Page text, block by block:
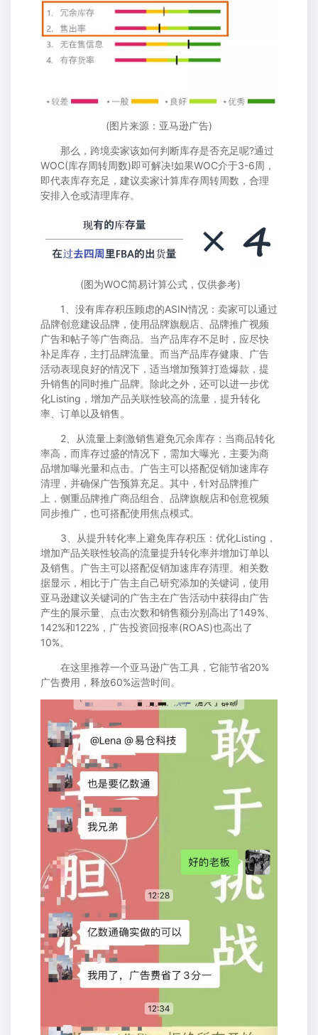
(图片来源：亚马逊广告)
那么，跨境卖家该如何判断库存是否充足呢?通过
WOC(库存周转周数)即可解决!如果WOC介于3-6周，
即代表库存充足，建议卖家计算库存周转周数，合理
安排入仓或清理库存。
(图为WOC简易计算公式，仅供参考)
1、没有库存积压顾虑的ASIN情况：卖家可以通过
品牌创意建设品牌，使用品牌旗舰店、品牌推广视频
广告和帖子等广告商品。当产品库存不足时，应尽快
补足库存，主打品牌流量。而当产品库存健康、广告
活动表现良好的情况下，适当增加预算打造爆款，提
升销售的同时推广品牌。除此之外，还可以进一步优
化Listing，增加产品关联性较高的流量，提升转化
率、订单以及销售。
2、从流量上刺激销售避免冗余库存：当商品转化
率高，而库存过盛的情况下，需加大曝光，主要为商
品增加曝光量和点击。广告主可以搭配促销加速库存
清理，并确保广告预算充足。其中，针对品牌推广
上，侧重品牌推广商品组合、品牌旗舰店和创意视频
同步推广，也可搭配使用焦点模式。
3、从提升转化率上避免库存积压：优化Listing，
增加产品关联性较高的流量提升转化率并增加订单以
及销售。广告主可以搭配促销加速库存清理。相关数
据显示，相比于广告主自己研究添加的关键词，使用
亚马逊建议关键词的广告主在广告活动中获得由广告
产生的展示量、点击次数和销售额分别高出了149%、
142%和122%，广告投资回报率(ROAS)也高出了
10%。
在这里推荐一个亚马逊广告工具 ，它能节省20%
广告费用，释放60%运营时间。